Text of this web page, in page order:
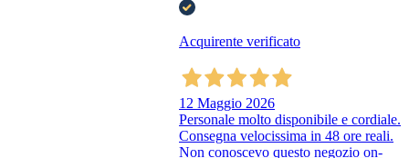
Acquirente verificato
12 Maggio 2026
Personale molto disponibile e cordiale.
Consegna velocissima in 48 ore reali.
Non conoscevo questo negozio on-